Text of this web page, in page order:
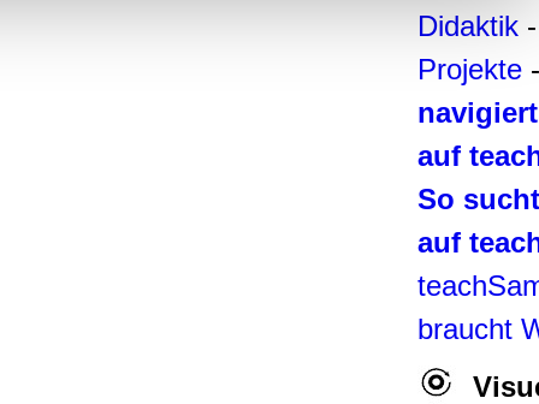
Didaktik -
Projekte
auf
So
auf
braucht